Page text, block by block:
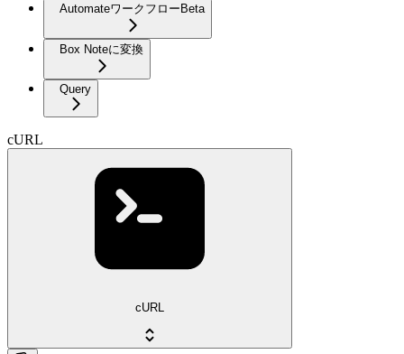
Automateワークフロー Beta
Box Noteに変換
Query
cURL
cURL